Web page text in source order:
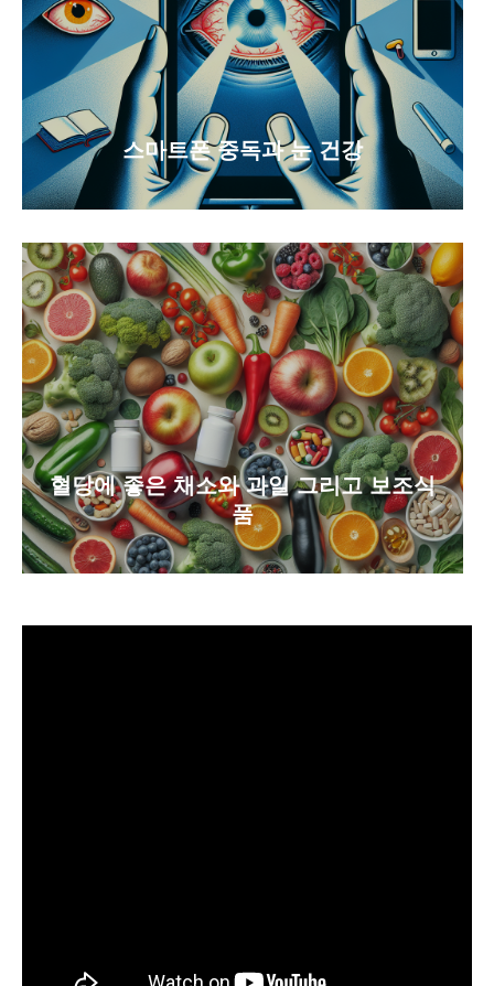
스마트폰 중독과 눈 건강
혈당에 좋은 채소와 과일 그리고 보조식
품